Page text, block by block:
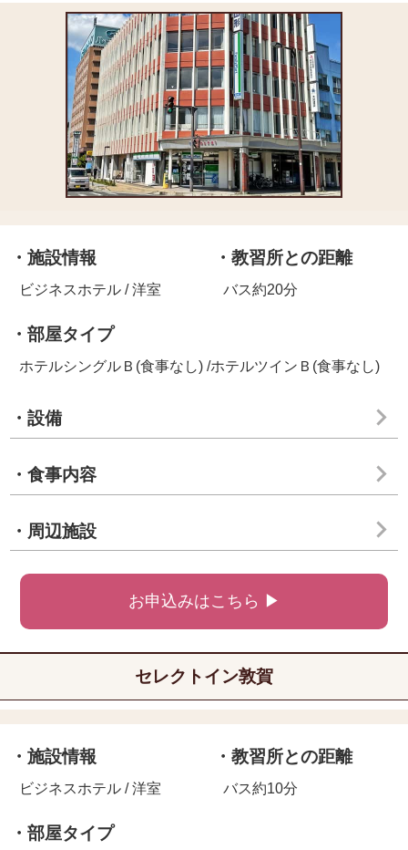
・施設情報
ビジネスホテル / 洋室
・教習所との距離
バス約20分
・部屋タイプ
ホテルシングルＢ(食事なし) /ホテルツインＢ(食事なし)
・設備
・食事内容
・周辺施設
お申込みはこちら ▶
セレクトイン敦賀
・施設情報
ビジネスホテル / 洋室
・教習所との距離
バス約10分
・部屋タイプ